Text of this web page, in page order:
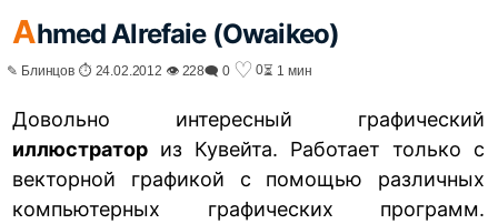
Ahmed Alrefaie (Owaikeo)
✎ Блинцов ⏱ 24.02.2012 👁 228🗨 0 ♡ 0⏳ 1 мин
Довольно интересный графический
иллюстратор из Кувейта. Работает только с
векторной графикой с помощью различных
компьютерных графических программ.